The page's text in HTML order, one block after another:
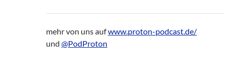
mehr von uns aufwww.proton-podcast.de/
und @PodProton